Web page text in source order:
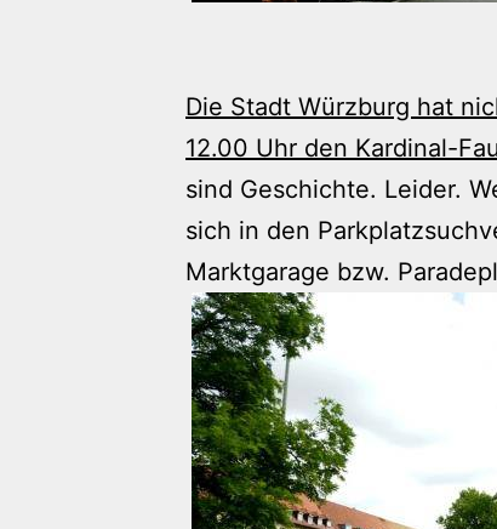
Die Stadt Würzburg hat
12.00 Uhr den Kardinal-
sind Geschichte. Leider.
sich in den
Marktgarage bzw.